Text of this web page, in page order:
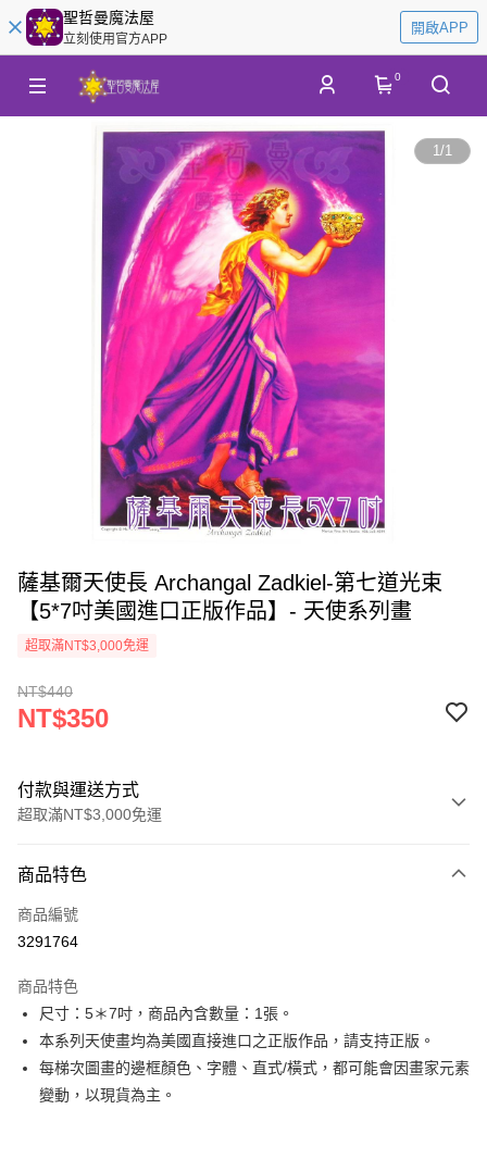
聖哲曼魔法屋
立刻使用官方APP
開啟APP
0
1/1
薩基爾天使長 Archangal Zadkiel-第七道光束
【5*7吋美國進口正版作品】- 天使系列畫
超取滿NT$3,000免運
NT$440
NT$350
付款與運送方式
超取滿NT$3,000免運
信用卡一次付款
超商取貨付款
Apple Pay
街口支付
悠遊付
商品特色
商品編號
3291764
商品特色
尺寸：5＊7吋，商品內含數量：1張。
本系列天使畫均為美國直接進口之正版作品，請支持正版。
每梯次圖畫的邊框顏色、字體、直式/橫式，都可能會因畫家元素
變動，以現貨為主。